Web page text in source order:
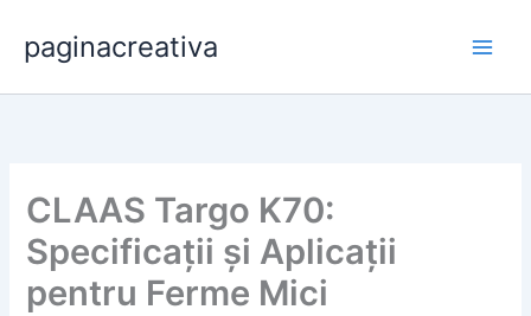
content
paginacreativa
CLAAS Targo K70:
Specificații și Aplicații
pentru Ferme Mici